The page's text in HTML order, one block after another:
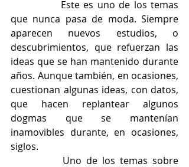
que nunca pasa de moda. Siempre
aparecen nuevos estudios, o
descubrimientos, que refuerzan las
ideas que se han mantenido durante
años. Aunque también, en ocasiones,
cuestionan algunas ideas, con datos,
que hacen replantear algunos
dogmas que se mantenían
inamovibles durante, en ocasiones,
siglos.